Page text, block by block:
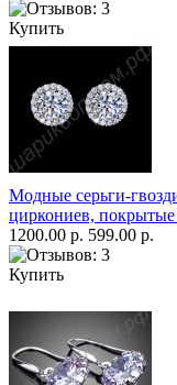
Купить
Модные серьги-
циркониев,
1200.00 р. 599.00 р.
Купить